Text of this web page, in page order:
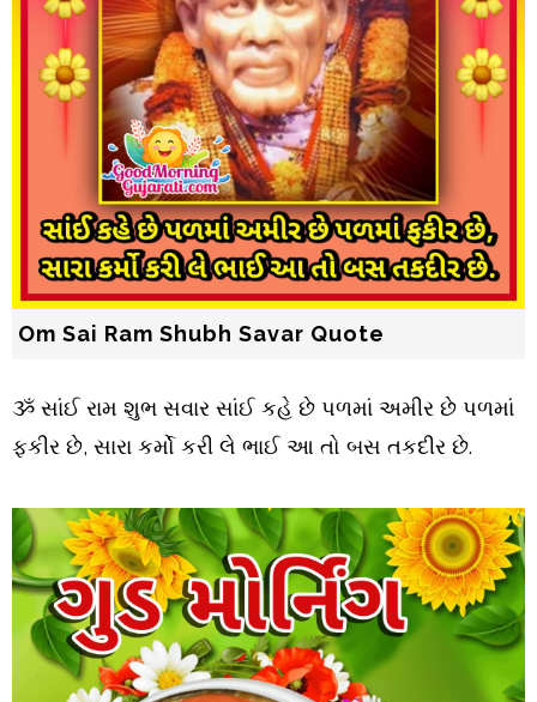
Om Sai Ram Shubh Savar Quote
ૐ સાંઈ રામ શુભ સવાર સાંઈ કહે છે પળમાં અમીર છે પળમાં
ફકીર છે, સારા કર્મો કરી લે ભાઈ આ તો બસ તકદીર છે.